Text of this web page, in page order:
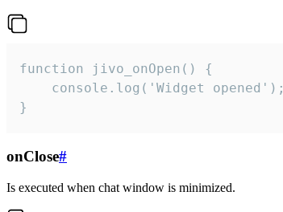
function jivo_onOpen() {
    console.log('Widget opened');
}
onClose#
Is executed when chat window is minimized.